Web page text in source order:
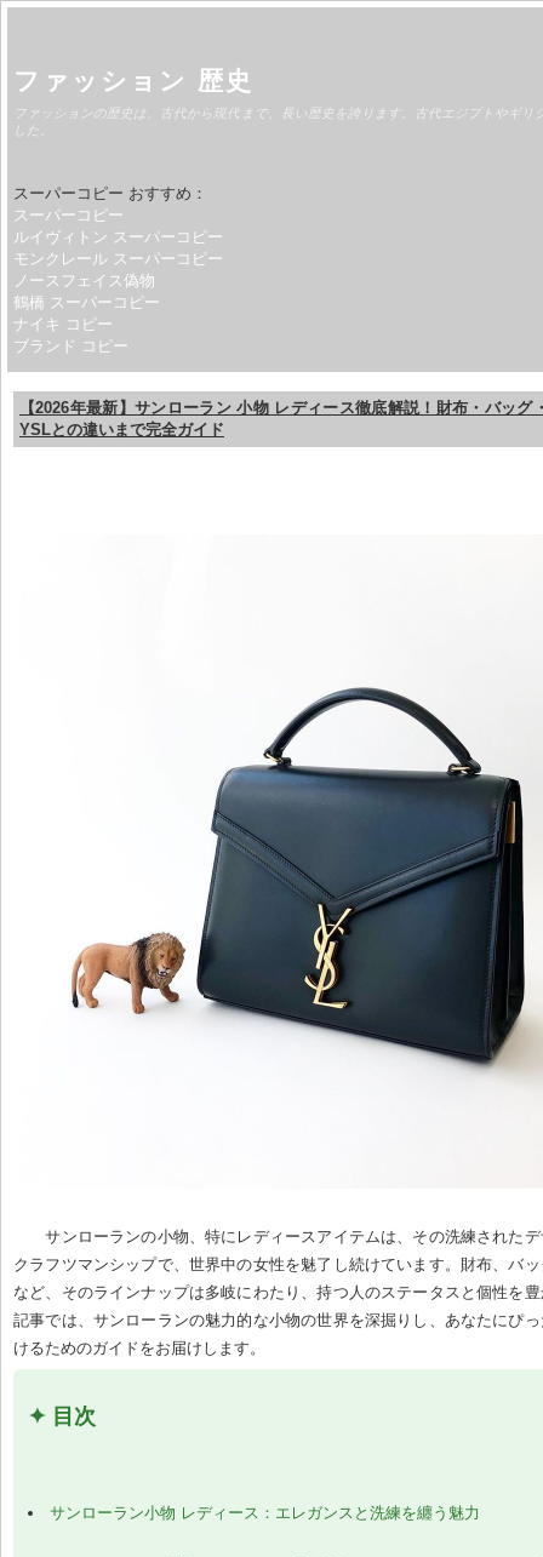
ファッション 歴史
ファッションの歴史は、古代から現代まで、長い歴史を誇ります。古代エジプトやギ
した。
スーパーコピー おすすめ：
スーパーコピー
ルイヴィトン スーパーコピー
モンクレール スーパーコピー
ノースフェイス偽物
鶴橋 スーパーコピー
ナイキ コピー
ブランド コピー
【2026年最新】サンローラン 小物 レディース徹底解説！財布・バッグ
YSLとの違いまで完全ガイド
サンローランの小物、特にレディースアイテムは、その洗練された
クラフツマンシップで、世界中の女性を魅了し続けています。財布、バ
など、そのラインナップは多岐にわたり、持つ人のステータスと個性を
記事では、サンローランの魅力的な小物の世界を深掘りし、あなたにぴ
けるためのガイドをお届けします。
✦ 目次
サンローラン小物 レディース：エレガンスと洗練を纏う魅力